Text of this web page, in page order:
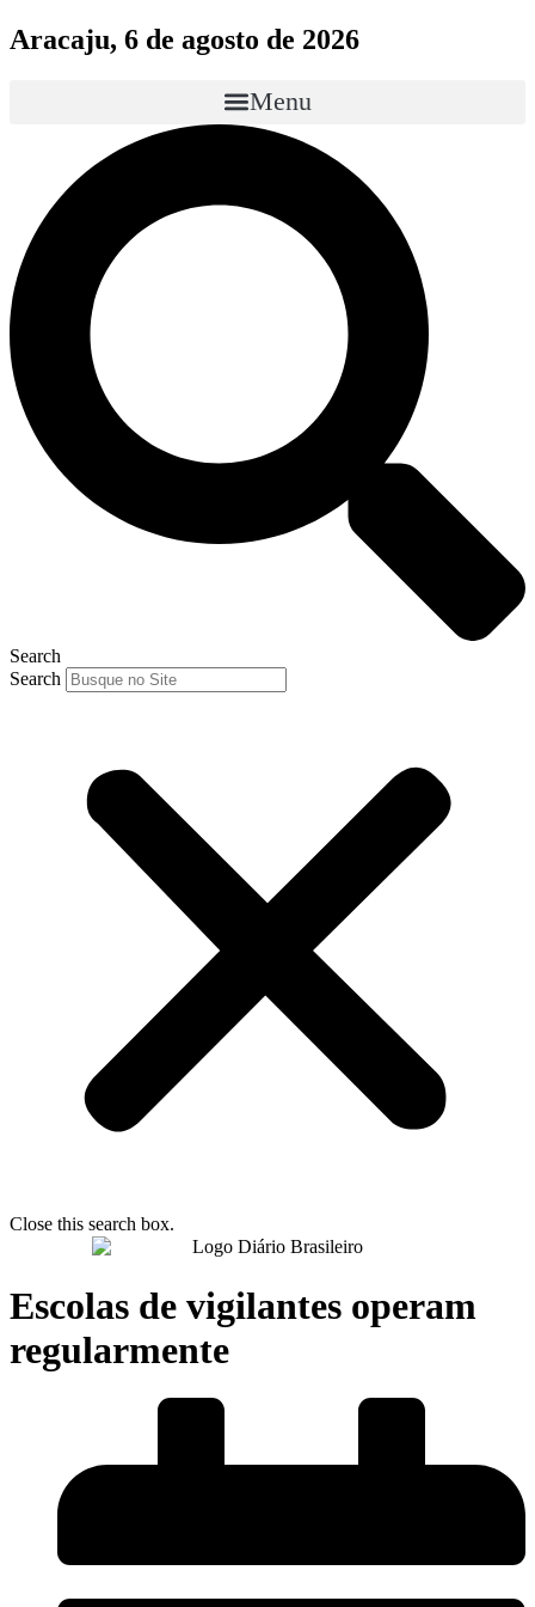
Aracaju, 6 de agosto de 2026
Menu
Search
Search
Close this search box.
Escolas de vigilantes operam
regularmente